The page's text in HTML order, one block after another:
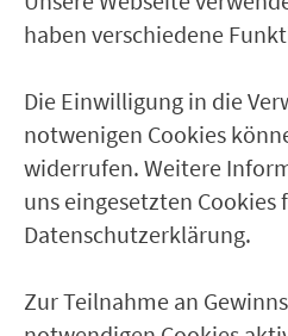
Kronach Rodacher
RÜCKFAHRT
Kronach
Kronach
Kronach Rodacher
haben verschiedene
Die Einwilligung in die
notwenigen Cookies
widerrufen. Weitere
uns eingesetzten Cookies
Datenschutzerklärung.
Zur Teilnahme an